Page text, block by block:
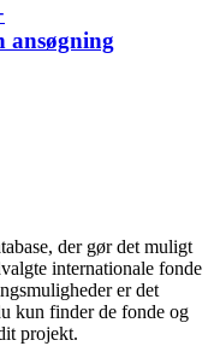
ansøgning
der gør det muligt
internationale fonde
er det
kun finder de fonde og
projekt.